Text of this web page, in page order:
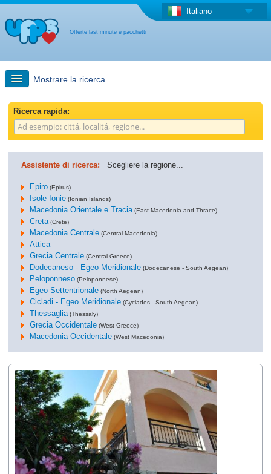
Offerte last minute e pacchetti
Italiano
Mostrare la ricerca
Ricerca rapida
Viaggi: Ricerca con la mappa
Altro paese
Ricerca rapida:
Assistente di ricerca: Scegliere la regione...
Epiro (Epirus)
Isole Ionie (Ionian Islands)
Macedonia Orientale e Tracia (East Macedonia and Thrace)
Creta (Crete)
Macedonia Centrale (Central Macedonia)
Attica
Grecia Centrale (Central Greece)
Dodecaneso - Egeo Meridionale (Dodecanese - South Aegean)
Peloponneso (Peloponnese)
Egeo Settentrionale (North Aegean)
Cicladi - Egeo Meridionale (Cyclades - South Aegean)
Thessaglia (Thessaly)
Grecia Occidentale (West Greece)
Macedonia Occidentale (West Macedonia)